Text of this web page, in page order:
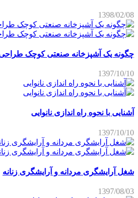
1398/02/08
چگونه یک آشپزخانه صنعتی کوچک
1397/10/10
آشنایی با نحوه راه اندازی نانوایی
1397/10/10
شغل آرایشگری مردانه و آرایشگری زنانه
1397/08/03